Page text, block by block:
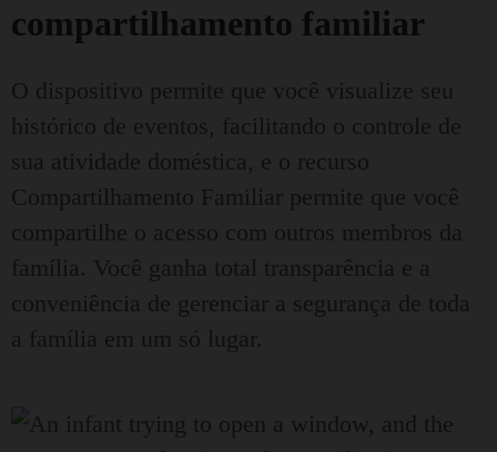
compartilhamento familiar
O dispositivo permite que você visualize seu
histórico de eventos, facilitando o controle de
sua atividade doméstica, e o recurso
Compartilhamento Familiar permite que você
compartilhe o acesso com outros membros da
família. Você ganha total transparência e a
conveniência de gerenciar a segurança de toda
a família em um só lugar.